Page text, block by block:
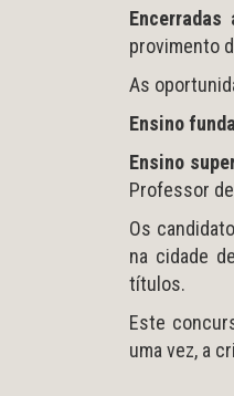
provimento
As
Ensino
Ensino
Professor
Os
na cidade
títulos.
Este
uma vez, a